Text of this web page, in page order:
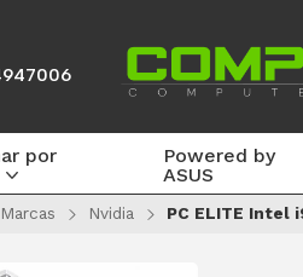
por
Powered by
ASUS
Marcas Nvidia PC ELITE Intel